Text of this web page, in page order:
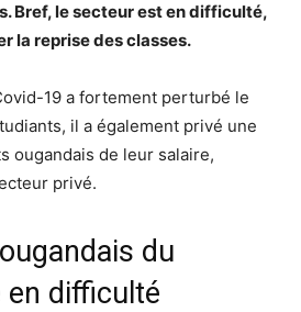
Bref, le secteur est en difficulté,
la reprise des classes.
19 a fortement perturbé le
il a également privé une
ougandais de leur salaire,
privé.
du
difficulté